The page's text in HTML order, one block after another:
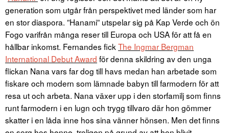
generation som utgår från perspektivet med länder som har
en stor diaspora. ”Hanami” utspelar sig på Kap Verde och ön
Fogo varifrån många reser till Europa och USA för att få en
hållbar inkomst. Fernandes fick The Ingmar Bergman
International Debut Award för denna skildring av den unga
flickan Nana vars far dog till havs medan han arbetade som
fiskare och modern som lämnade babyn till farmodern för att
resa ut och arbeta. Nana växer upp i den storfamilj som finns
runt farmodern i en lugn och trygg tillvaro där hon gömmer
skatter i en låda inne hos sina vänner hönsen. Men det finns